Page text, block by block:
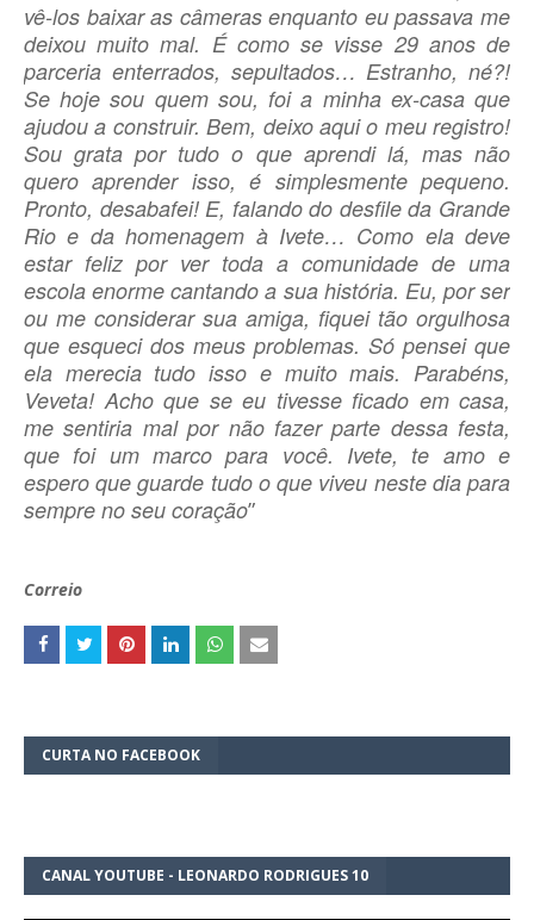
vê-los baixar as câmeras enquanto eu passava me
deixou muito mal. É como se visse 29 anos de
parceria enterrados, sepultados… Estranho, né?!
Se hoje sou quem sou, foi a minha ex-casa que
ajudou a construir. Bem, deixo aqui o meu registro!
Sou grata por tudo o que aprendi lá, mas não
quero aprender isso, é simplesmente pequeno.
Pronto, desabafei! E, falando do desfile da Grande
Rio e da homenagem à Ivete… Como ela deve
estar feliz por ver toda a comunidade de uma
escola enorme cantando a sua história. Eu, por ser
ou me considerar sua amiga, fiquei tão orgulhosa
que esqueci dos meus problemas. Só pensei que
ela merecia tudo isso e muito mais. Parabéns,
Veveta! Acho que se eu tivesse ficado em casa,
me sentiria mal por não fazer parte dessa festa,
que foi um marco para você. Ivete, te amo e
espero que guarde tudo o que viveu neste dia para
sempre no seu coração”
Correio
CURTA NO FACEBOOK
CANAL YOUTUBE - LEONARDO RODRIGUES 10